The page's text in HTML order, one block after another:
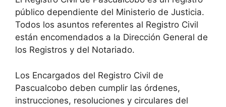
público dependiente del Ministerio de Justicia.
Todos los asuntos referentes al Registro Civil
están encomendados a la Dirección General de
los Registros y del Notariado.
Los Encargados del Registro Civil de
Pascualcobo deben cumplir las órdenes,
instrucciones, resoluciones y circulares del